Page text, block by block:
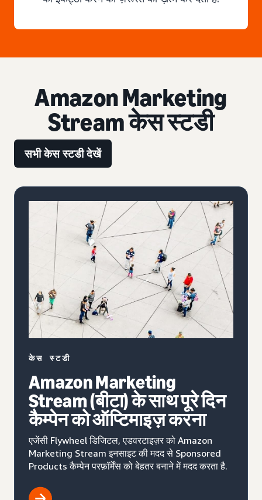
Amazon Marketing
Stream केस स्टडी
सभी केस स्टडी देखें
केस स्टडी
Amazon Marketing
Stream (बीटा) के साथ पूरे दिन
कैम्पेन को ऑप्टिमाइज़ करना
एजेंसी Flywheel डिजिटल, एडवरटाइज़र को Amazon
Marketing Stream इनसाइट की मदद से Sponsored
Products कैम्पेन परफ़ॉर्मेंस को बेहतर बनाने में मदद करता है.